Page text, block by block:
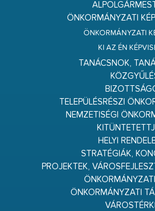
ÖNKORMÁNYZATI
ÖNKORMÁNYZATI
KI AZ ÉN
TANÁCSNOK,
TELEPÜLÉSRÉSZI
NEMZETISÉGI
HELYI
STRATÉGIÁK,
PROJEKTEK,
ÖNKORMÁNYZATI